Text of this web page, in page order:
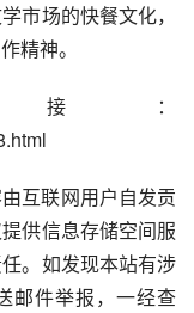
市场的快餐文化，
精神。
：
互联网用户自发贡
供信息存储空间服
。如发现本站有涉
邮件举报，一经查